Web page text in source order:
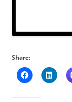
Share: